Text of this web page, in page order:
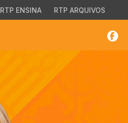
RTP ENSINA RTP ARQUIVOS